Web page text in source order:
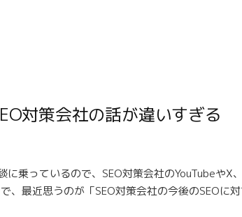
対策会社の話が違いすぎる
乗っているので、SEO対策会社のYouTubeやX
、最近思うのが「SEO対策会社の今後のSEOに